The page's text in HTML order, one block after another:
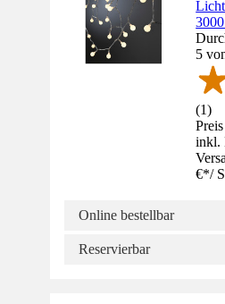
5
(1)
inkl.
€*/
Online bestellbar
Reservierbar